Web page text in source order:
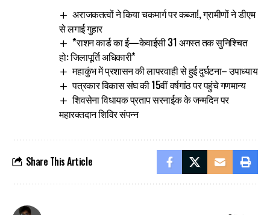
अराजकतत्वों ने किया चकमार्ग पर कब्जा!, ग्रामीणों ने डीएम
से लगाई गुहार
*राशन कार्ड का ई—केवाईसी 31 अगस्त तक सुनिश्चित
हो: जिलापूर्ति अधिकारी*
महाकुंभ में प्रशासन की लापरवाही से हुई दुर्घटना– उपाध्याय
पत्रकार विकास संघ की 15वीं वर्षगांठ पर पहुंचे गणमान्य
शिवसेना विधायक प्रताप सरनाईक के जन्मदिन पर
महारक्तदान शिविर संपन्न
Share This Article